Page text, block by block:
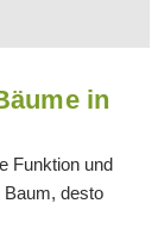
in
Funktion und
Baum, desto